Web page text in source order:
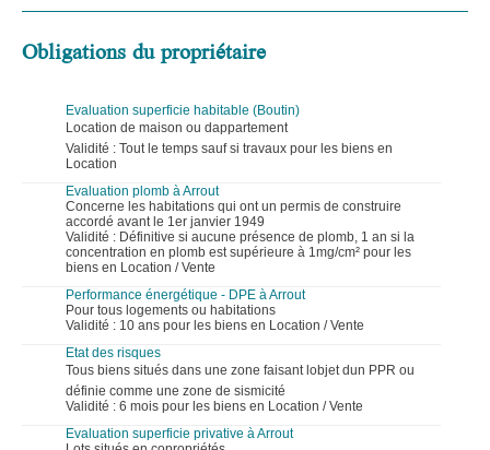
Obligations du propriétaire
Evaluation superficie habitable (Boutin)
Location de maison ou dappartement
Validité : Tout le temps sauf si travaux pour les biens en
Location
Evaluation plomb à Arrout
Concerne les habitations qui ont un permis de construire
accordé avant le 1er janvier 1949
Validité : Définitive si aucune présence de plomb, 1 an si la
concentration en plomb est supérieure à 1mg/cm² pour les
biens en Location / Vente
Performance énergétique - DPE à Arrout
Pour tous logements ou habitations
Validité : 10 ans pour les biens en Location / Vente
Etat des risques
Tous biens situés dans une zone faisant lobjet dun PPR ou
définie comme une zone de sismicité
Validité : 6 mois pour les biens en Location / Vente
Evaluation superficie privative à Arrout